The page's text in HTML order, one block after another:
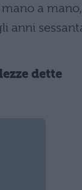
a mano,
anni
dette